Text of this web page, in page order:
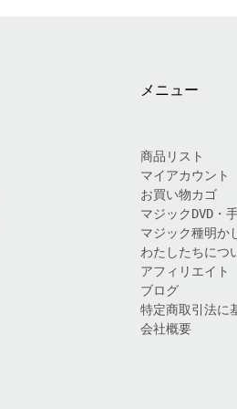
メニュー
商品リスト
マイアカウント
お買い物カゴ
マジックDVD・
マジック種明か
わたしたちにつ
アフィリエイト
ブログ
特定商取引法に
会社概要